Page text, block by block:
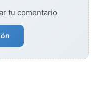
tu comentario